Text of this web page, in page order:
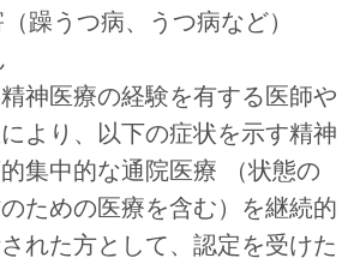
躁うつ病、うつ病など）
神医療の経験を有する医師や
より、以下の症状を示す精神
集中的な通院医療 （状態の
ための医療を含む）を継続的
れた方として、認定を受けた